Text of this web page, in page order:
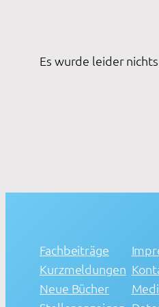
Es wurde leider
Fachbeiträge
Kurzmeldungen
Neue Bücher